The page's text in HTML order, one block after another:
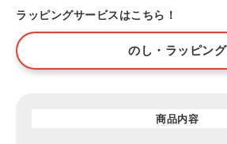
ラッピングサービスはこちら！
のし・ラッピング
商品内容